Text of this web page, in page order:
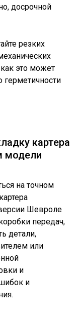
досрочной
резких
это может
картера
модели
на точном
Шевроле
передач,
детали,
или
и
и